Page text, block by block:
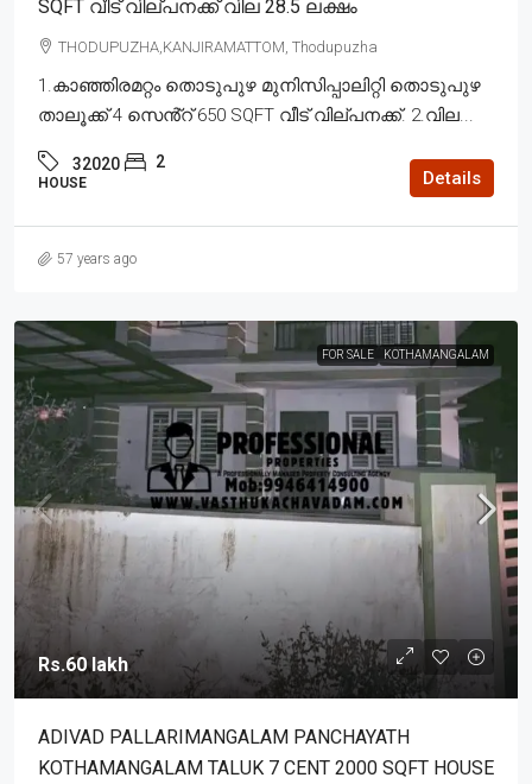
SQFT വീട് വില്പനക്ക് വില 28.5 ലക്ഷം
THODUPUZHA,KANJIRAMATTOM, Thodupuzha
1.കാഞ്ഞിരമറ്റം തൊടുപുഴ മുനിസിപ്പാലിറ്റി തൊടുപുഴ
താലൂക്ക് 4 സെൻ്റ് 650 SQFT വീട് വില്പനക്ക്. 2.വില...
32020 2
HOUSE Details
57 years ago
FOR SALE KOTHAMANGALAM
Rs.60 lakh
ADIVAD PALLARIMANGALAM PANCHAYATH
KOTHAMANGALAM TALUK 7 CENT 2000 SQFT HOUSE